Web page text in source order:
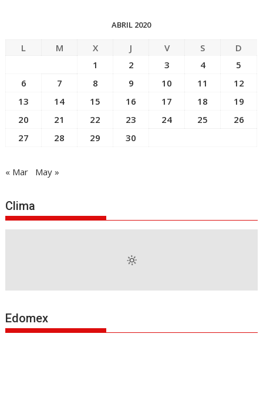
ABRIL 2020
L M X J V S
D
1
2 3 4
5
6
7 8 9 10 11
12
13
14 15 16 17 18
19
20
21 22 23 24 25
26
27
28 29 30
« Mar May »
Clima
Edomex